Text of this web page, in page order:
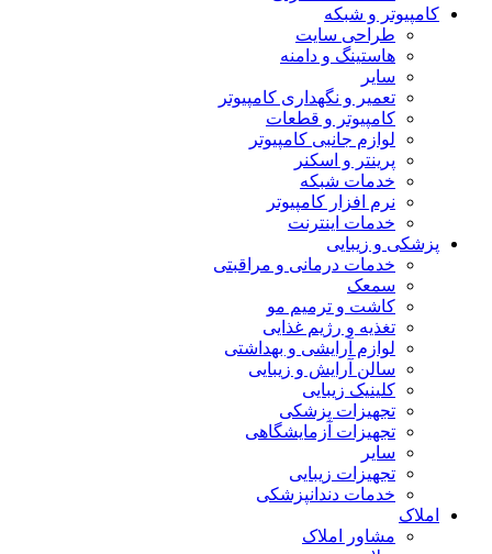
کامپیوتر و شبکه
طراحی سایت
هاستینگ و دامنه
سایر
تعمیر و نگهداری کامپیوتر
کامپیوتر و قطعات
لوازم جانبی کامپیوتر
پرینتر و اسکنر
خدمات شبکه
نرم افزار کامپیوتر
خدمات اینترنت
پزشکی و زیبایی
خدمات درمانی و مراقبتی
سمعک
کاشت و ترمیم مو
تغذیه و رژیم غذایی
لوازم آرایشی و بهداشتی
سالن آرایش و زیبایی
کلینیک زیبایی
تجهیزات پزشکی
تجهیزات آزمایشگاهی
سایر
تجهیزات زیبایی
خدمات دندانپزشکی
املاک
مشاور املاک